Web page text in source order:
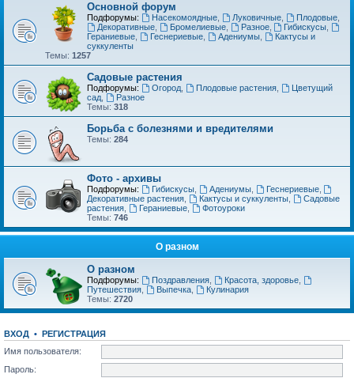
Основной форум
Подфорумы: Насекомоядные, Луковичные, Плодовые,
Декоративные, Бромелиевые, Разное, Гибискусы
Гераниевые
Геснериевые, Адениумы,
Кактусы и
суккуленты
Темы: 1257
Садовые растения
Подфорумы: Огород, Плодовые растения,
Цветущий
сад
Разное
Темы: 318
Борьба с болезнями и вредителями
Темы: 284
Фото - архивы
Подфорумы: Гибискусы, Адениумы, Геснериевые,
Декоративные растения
Кактусы и суккуленты,
Садовые
растения
Гераниевые,
Фотоуроки
Темы: 746
О разном
О разном
Подфорумы: Поздравления, Красота, здоровье,
Путешествия
Выпечка,
Кулинария
Темы: 2720
ВХОД • РЕГИСТРАЦИЯ
Имя пользователя:
Пароль: